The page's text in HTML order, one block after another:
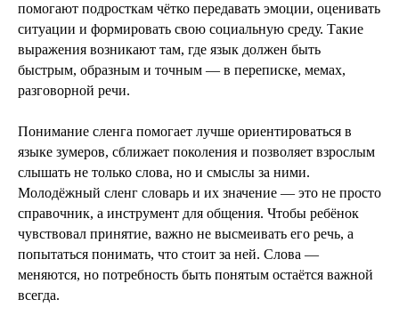
помогают подросткам чётко передавать эмоции, оценивать
ситуации и формировать свою социальную среду. Такие
выражения возникают там, где язык должен быть
быстрым, образным и точным — в переписке, мемах,
разговорной речи.
Понимание сленга помогает лучше ориентироваться в
языке зумеров, сближает поколения и позволяет взрослым
слышать не только слова, но и смыслы за ними.
Молодёжный сленг словарь и их значение — это не просто
справочник, а инструмент для общения. Чтобы ребёнок
чувствовал принятие, важно не высмеивать его речь, а
попытаться понимать, что стоит за ней. Слова —
меняются, но потребность быть понятым остаётся важной
всегда.